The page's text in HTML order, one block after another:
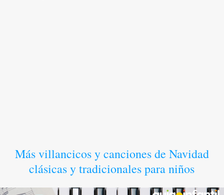
Más villancicos y canciones de Navidad
clásicas y tradicionales para niños